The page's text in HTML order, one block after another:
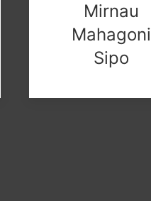
Mirnau
Mahagoni
Sipo